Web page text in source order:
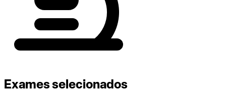
Exames selecionados